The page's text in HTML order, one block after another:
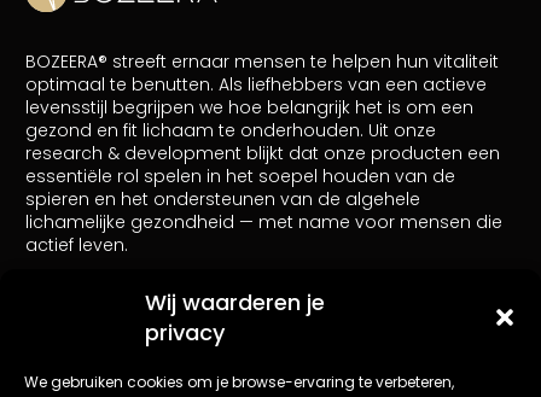
Wij waarderen je
privacy
We gebruiken cookies om je browse-ervaring te verbeteren,
BOZEERA® streeft ernaar mensen te helpen hun vitaliteit
optimaal te benutten. Als liefhebbers van een actieve
levensstijl begrijpen we hoe belangrijk het is om een
gezond en fit lichaam te onderhouden. Uit onze
research & development blijkt dat onze producten een
essentiële rol spelen in het soepel houden van de
spieren en het ondersteunen van de algehele
lichamelijke gezondheid — met name voor mensen die
actief leven.
Als Bol-partner wordt er door ons verdiend aan in
aanmerking komende verkopen.